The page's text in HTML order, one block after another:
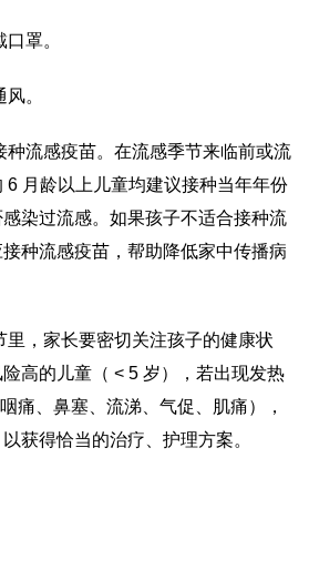
罩。
。
种流感疫苗。在流感季节来临前或流
6 月龄以上儿童均建议接种当年年份
染过流感。如果孩子不适合接种流
种流感疫苗，帮助降低家中传播病
里，家长要密切关注孩子的健康状
高的儿童（ < 5 岁），若出现发热
痛、鼻塞、流涕、气促、肌痛），
获得恰当的治疗、护理方案。